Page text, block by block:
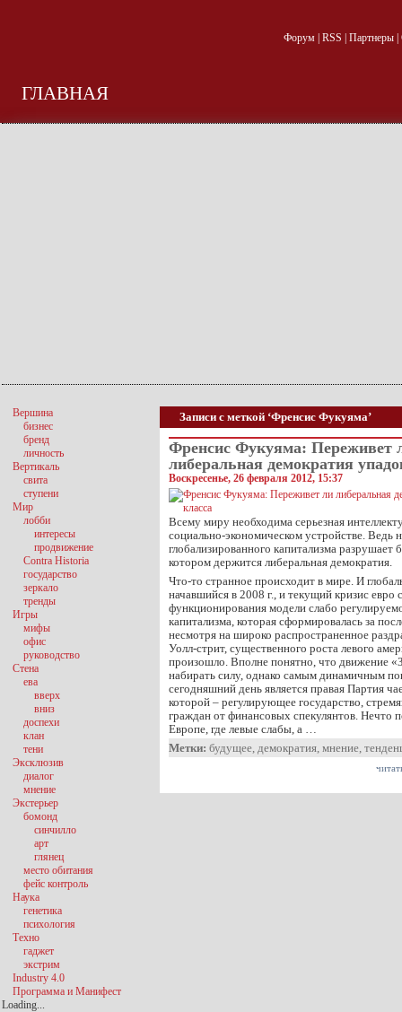
Форум| RSS Партнеры|
ГЛАВНАЯ
Записи с меткой ‘Френсис Фукуяма’
Френсис Фукуяма: Переживет
либеральная демократия
Воскресенье, 26 февраля 2012, 15:37
Всему миру необходима серьезная
социально-экономическом устройстве.
глобализированного капитализма разрушает
котором держится либеральная демократия.
Что-то странное происходит в мире. И
начавшийся в 2008 г., и текущий кризис евро
функционирования модели слабо
капитализма, которая сформировалась за
несмотря на широко распространенное
Уолл-стрит, существенного роста левого
произошло. Вполне понятно, что движение
набирать силу, однако самым динамичным
сегодняшний день является правая Партия
которой – регулирующее государство,
граждан от финансовых спекулянтов. Нечто
Европе, где левые слабы, а …
Метки: будущее, демократия, мнение,
Вершина
бизнес
бренд
личность
Вертикаль
свита
ступени
Мир
лобби
интересы
продвижение
Contra Historia
государство
зеркало
тренды
Игры
мифы
офис
руководство
Стена
ева
вверх
вниз
доспехи
клан
тени
Эксклюзив
диалог
мнение
Экстерьер
бомонд
синчилло
арт
глянец
место обитания
фейс контроль
Наука
генетика
психология
Техно
гаджет
экстрим
Industry 4.0
Программа и Манифест
Loading...